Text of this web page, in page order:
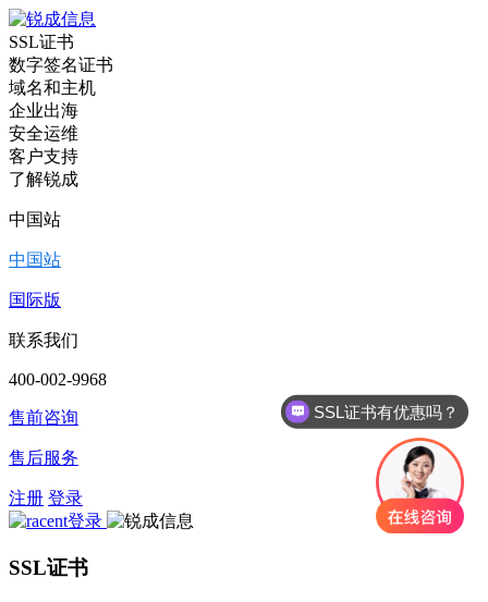
SSL证书
数字签名证书
域名和主机
企业出海
安全运维
客户支持
了解锐成
中国站
中国站
国际版
联系我们
400-002-9968
售前咨询
售后服务
注册 登录
SSL证书
代码签名证书有优惠吗？